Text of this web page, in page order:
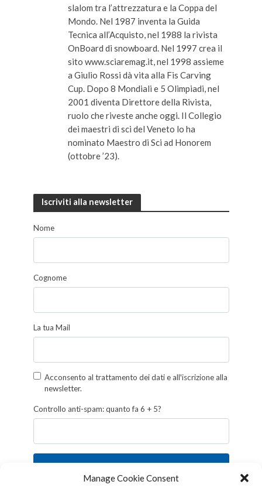
Manage Cookie Consent
slalom tra l’attrezzatura e la Coppa del
Mondo. Nel 1987 inventa la Guida
Tecnica all’Acquisto, nel 1988 la rivista
OnBoard di snowboard. Nel 1997 crea il
sito www.sciaremag.it, nel 1998 assieme
a Giulio Rossi dà vita alla Fis Carving
Cup. Dopo 8 Mondiali e 5 Olimpiadi, nel
2001 diventa Direttore della Rivista,
ruolo che riveste anche oggi. Il Collegio
dei maestri di sci del Veneto lo ha
nominato Maestro di Sci ad Honorem
(ottobre ’23).
Iscriviti alla newsletter
Nome
Cognome
La tua Mail
Acconsento al trattamento dei dati e all'iscrizione alla
newsletter.
Controllo anti-spam: quanto fa 6 + 5?